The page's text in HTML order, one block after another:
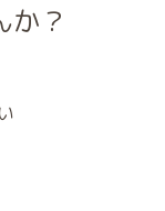
か？